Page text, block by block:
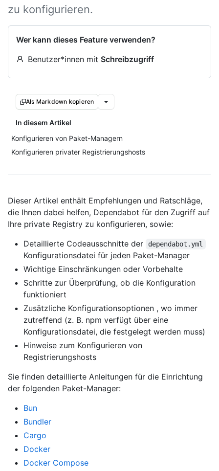
zu konfigurieren.
Wer kann dieses Feature verwenden?
Benutzer*innen mit Schreibzugriff
Als Markdown kopieren
In diesem Artikel
Konfigurieren von Paket-Managern
Konfigurieren privater Registrierungshosts
Dieser Artikel enthält Empfehlungen und Ratschläge,
die Ihnen dabei helfen, Dependabot für den Zugriff auf
Ihre private Registry zu konfigurieren, sowie:
Detaillierte Codeausschnitte der
dependabot.yml
Konfigurationsdatei für jeden Paket-Manager
Wichtige Einschränkungen oder Vorbehalte
Schritte zur Überprüfung, ob die Konfiguration
funktioniert
Zusätzliche Konfigurationsoptionen , wo immer
zutreffend (z. B. npm verfügt über eine
Konfigurationsdatei, die festgelegt werden muss)
Hinweise zum Konfigurieren von
Registrierungshosts
Sie finden detaillierte Anleitungen für die Einrichtung
der folgenden Paket-Manager:
Bun
Bundler
Cargo
Docker
Docker Compose